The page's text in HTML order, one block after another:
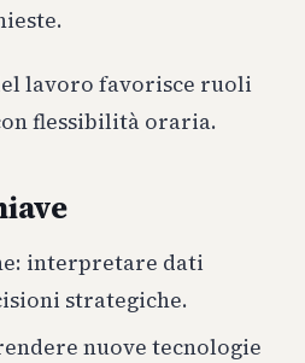
lavoro favorisce ruoli
flessibilità oraria.
interpretare dati
strategiche.
nuove tecnologie